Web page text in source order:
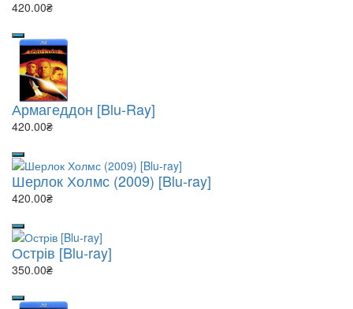
420.00₴
Армагеддон [Blu-Ray]
420.00₴
Шерлок Холмс (2009) [Blu-ray]
420.00₴
Острів [Blu-ray]
350.00₴